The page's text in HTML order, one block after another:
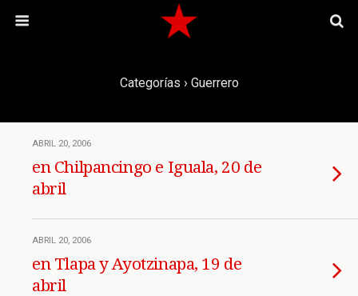
Categorías › Guerrero
ABRIL 20, 2006
en Chilpancingo e Iguala, 20 de
abril
ABRIL 20, 2006
en Tlapa y Ayotzinapa, 19 de
abril